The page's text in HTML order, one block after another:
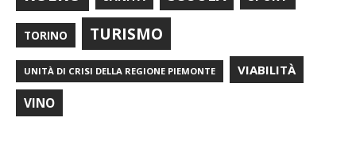
TORINO TURISMO
UNITÀ DI CRISI DELLA REGIONE PIEMONTE VIABILITÀ
VINO